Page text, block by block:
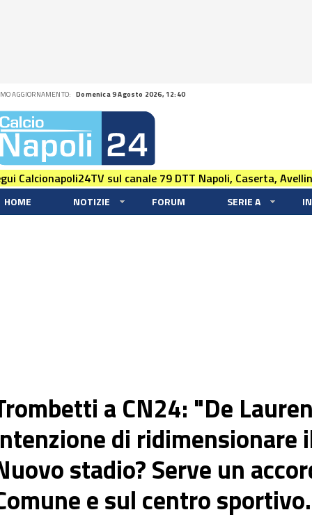
AGGIORNAMENTO: Domenica 9 Agosto 2026, 12:40
Calcionapoli24TV sul canale 79 DTT Napoli, Caserta,
HOME NOTIZIE FORUM SERIE A
a CN24: "De
di ridimensionare
stadio? Serve un
e sul centro